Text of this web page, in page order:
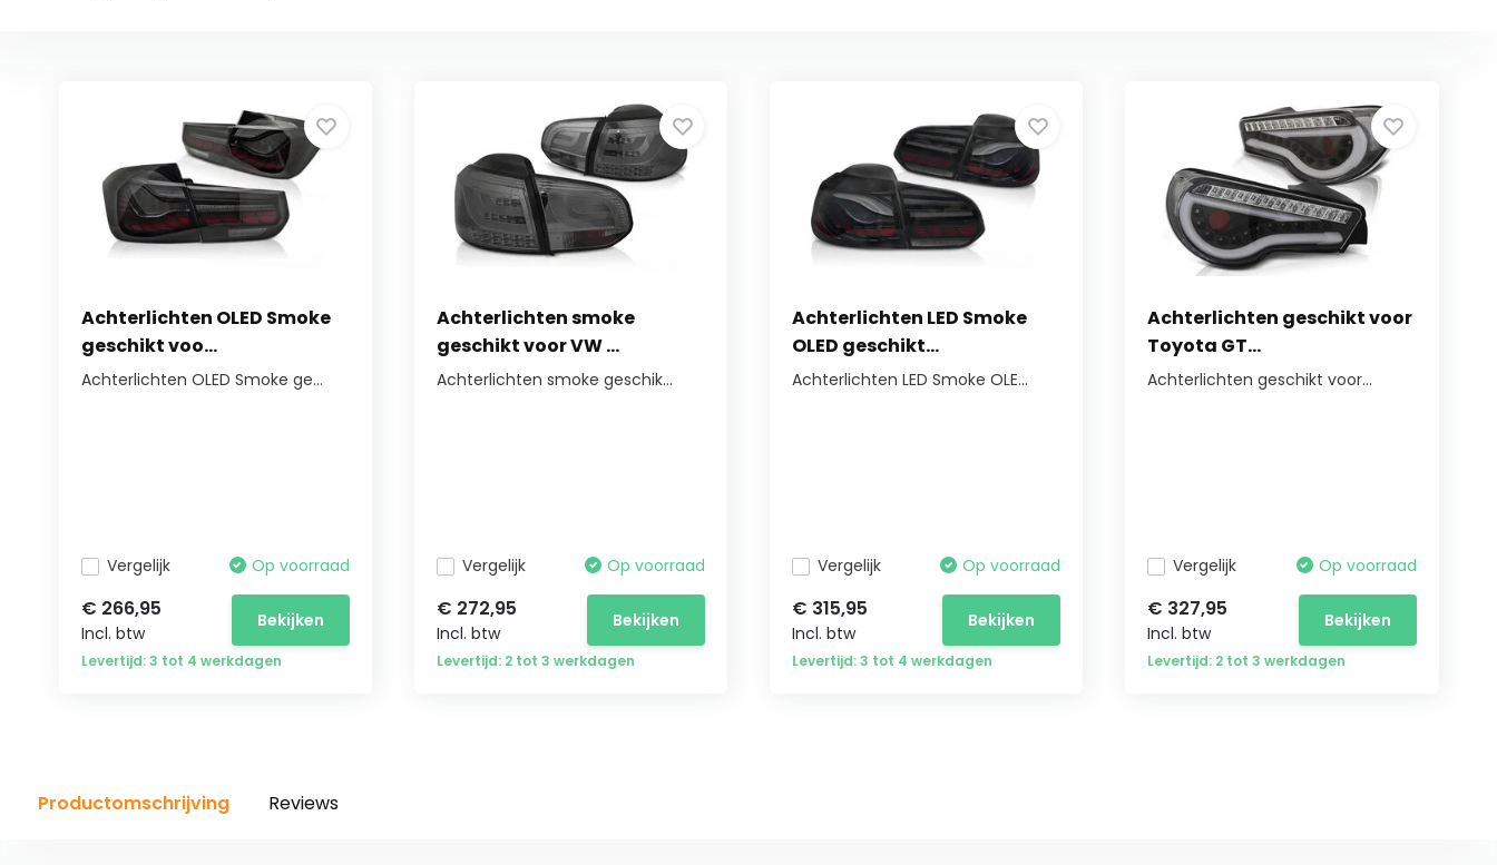
Achterlichten OLED Smoke
geschikt voo...
Achterlichten OLED Smoke ge...
Vergelijk Op voorraad
€ 266,95
Incl. btw
Bekijken
Levertijd: 3 tot 4 werkdagen
Achterlichten smoke
geschikt voor VW ...
Achterlichten smoke geschik...
Vergelijk Op voorraad
€ 272,95
Incl. btw
Bekijken
Levertijd: 2 tot 3 werkdagen
Achterlichten LED Smoke
OLED geschikt...
Achterlichten LED Smoke OLE...
Vergelijk Op voorraad
€ 315,95
Incl. btw
Bekijken
Levertijd: 3 tot 4 werkdagen
Achterlichten geschikt voor
Toyota GT...
Achterlichten geschikt voor...
Vergelijk Op voorraad
€ 327,95
Incl. btw
Bekijken
Levertijd: 2 tot 3 werkdagen
Productomschrijving Reviews